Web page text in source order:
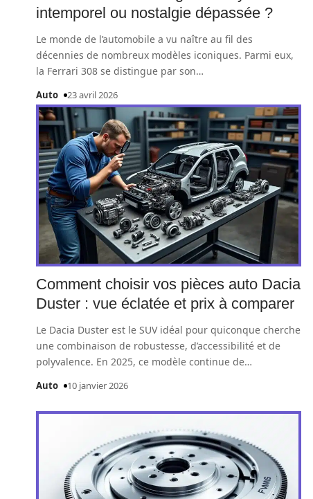
intemporel ou nostalgie dépassée ?
Le monde de l’automobile a vu naître au fil des
décennies de nombreux modèles iconiques. Parmi eux,
la Ferrari 308 se distingue par son…
Auto 23 avril 2026
Comment choisir vos pièces auto Dacia
Duster : vue éclatée et prix à comparer
Le Dacia Duster est le SUV idéal pour quiconque cherche
une combinaison de robustesse, d’accessibilité et de
polyvalence. En 2025, ce modèle continue de…
Auto 10 janvier 2026